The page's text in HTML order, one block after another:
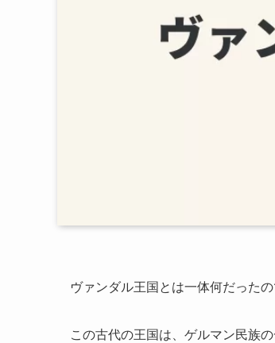
ヴァンダル王国とは一体何だった
この古代の王国は、ゲルマン民族